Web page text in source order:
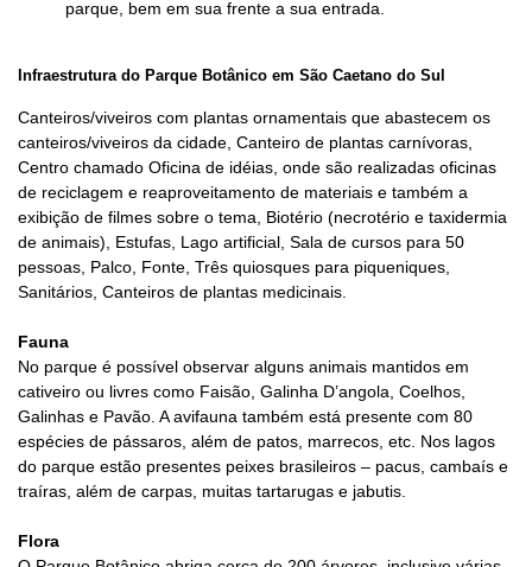
parque, bem em sua frente a sua entrada.
Infraestrutura do Parque Botânico em São Caetano do Sul
Canteiros/viveiros com plantas ornamentais que abastecem os
canteiros/viveiros da cidade, Canteiro de plantas carnívoras,
Centro chamado Oficina de idéias, onde são realizadas oficinas
de reciclagem e reaproveitamento de materiais e também a
exibição de filmes sobre o tema, Biotério (necrotério e taxidermia
de animais), Estufas, Lago artificial, Sala de cursos para 50
pessoas, Palco, Fonte, Três quiosques para piqueniques,
Sanitários, Canteiros de plantas medicinais.
Fauna
No parque é possível observar alguns animais mantidos em
cativeiro ou livres como Faisão, Galinha D’angola, Coelhos,
Galinhas e Pavão. A avifauna também está presente com 80
espécies de pássaros, além de patos, marrecos, etc. Nos lagos
do parque estão presentes peixes brasileiros – pacus, cambaís e
traíras, além de carpas, muitas tartarugas e jabutis.
Flora